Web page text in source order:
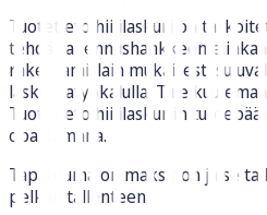
Tuotetieto hiililaskuri on
tehdä rakennushankkeen
rakentamislain mukaisesti
laskentatyökalulla. Tule
Tuotetieto hiililaskuriin
opastamana.
Tapahtuma on maksuton ja se
pelkän tallenteen.